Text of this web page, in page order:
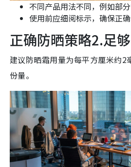
不同产品用法不同，例如部
使用前应细阅标示，确保正
正确防晒策略2.足
建议防晒霜用量为每平方厘米约2
份量。